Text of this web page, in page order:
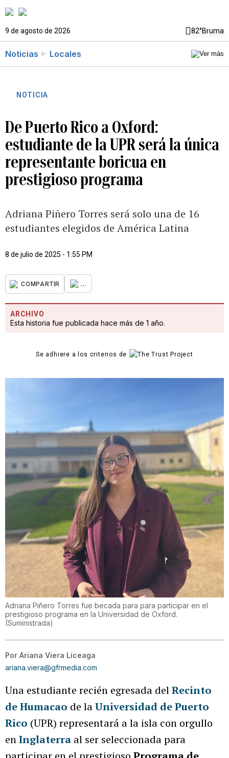
9 de agosto de 2026 82°Bruma
Noticias Locales
NOTICIA
De Puerto Rico a Oxford:
estudiante de la UPR será la única
representante boricua en
prestigioso programa
Adriana Piñero Torres será solo una de 16
estudiantes elegidos de América Latina
8 de julio de 2025 - 1:55 PM
COMPARTIR ...
ARCHIVO
Esta historia fue publicada hace más de 1 año.
Se adhiere a los criterios de
Adriana Piñero Torres fue becada para para participar en el
prestigioso programa en la Universidad de Oxford.
(Suministrada)
Por Ariana Viera Liceaga
ariana.viera@gfrmedia.com
Una estudiante recién egresada delRecinto
de Humacao de laUniversidad de Puerto
Rico (UPR) representará a la isla con orgullo
enInglaterra al ser seleccionada para